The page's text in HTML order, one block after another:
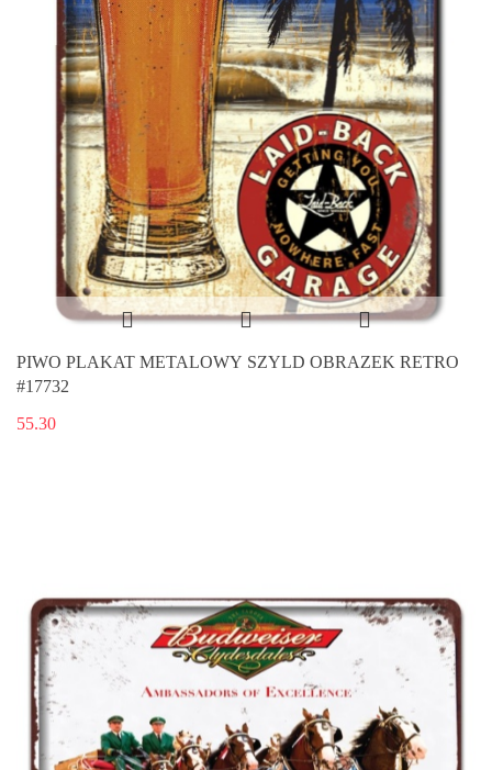
PIWO PLAKAT METALOWY SZYLD OBRAZEK RETRO
#17732
55.30